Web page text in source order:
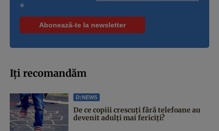
*
Iți recomandăm
D:NEWS
De ce copiii crescuți fără telefoane au
devenit adulți mai fericiți?